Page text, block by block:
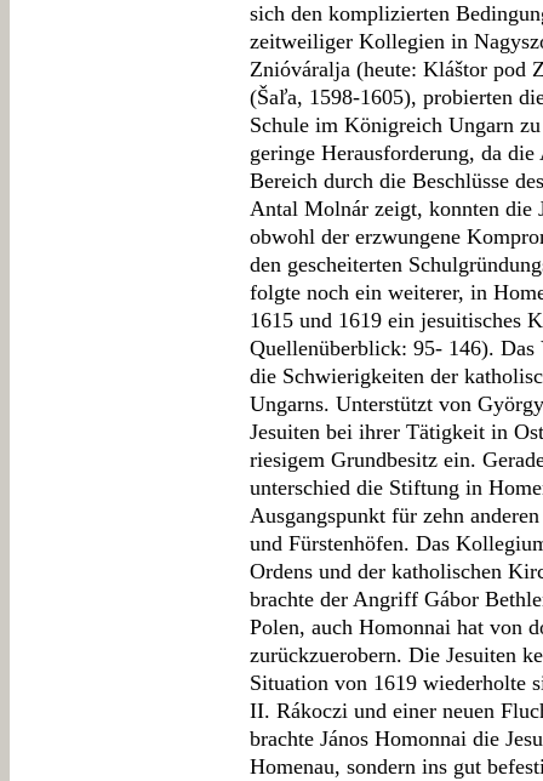
sich den komplizierten
zeitweiliger Kollegien in
Znióváralja (heute: Kláštor pod
(Šaľa, 1598-1605), probierten
Schule im Königreich Ungarn
geringe Herausforderung, da
Bereich durch die Beschlüsse
Antal Molnár zeigt, konnten die
obwohl der erzwungene
den gescheiterten
folgte noch ein weiterer, in
1615 und 1619 ein jesuitisches
Quellenüberblick: 95- 146).
die Schwierigkeiten der
Ungarns. Unterstützt von
Jesuiten bei ihrer Tätigkeit in
riesigem Grundbesitz ein.
unterschied die Stiftung in
Ausgangspunkt für zehn
und Fürstenhöfen. Das
Ordens und der katholischen
brachte der Angriff Gábor
Polen, auch Homonnai hat von
zurückzuerobern. Die Jesuiten
Situation von 1619 wiederholte
II. Rákoczi und einer neuen
brachte János Homonnai die
Homenau, sondern ins gut